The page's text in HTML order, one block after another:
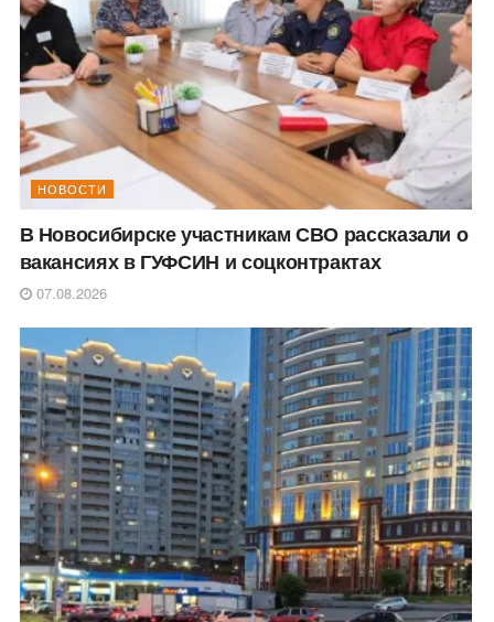
НОВОСТИ
В Новосибирске участникам СВО рассказали о
вакансиях в ГУФСИН и соцконтрактах
07.08.2026